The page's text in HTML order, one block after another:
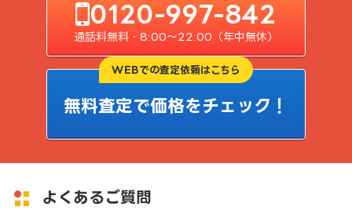
0120-997-842
通話料無料・8:00〜22:00（年中無休）
WEBでの査定依頼はこちら
無料査定で価格をチェック！
よくあるご質問